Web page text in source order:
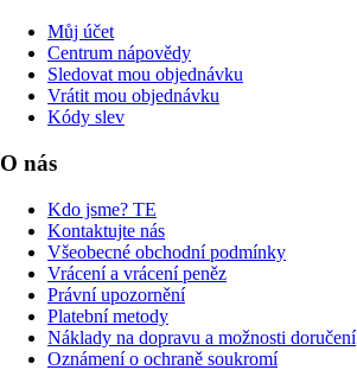
Můj účet
Centrum nápovědy
Sledovat mou objednávku
Vrátit mou objednávku
Kódy slev
O nás
Kdo jsme? TE
Kontaktujte nás
Všeobecné obchodní podmínky
Vrácení a vrácení peněz
Právní upozornění
Platební metody
Náklady na dopravu a možnosti doručení
Oznámení o ochraně soukromí